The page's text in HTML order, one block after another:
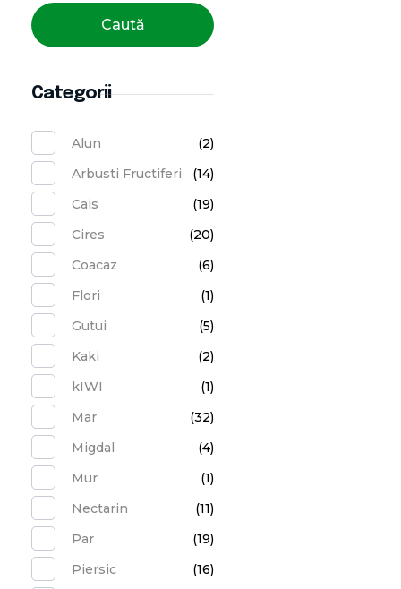
Caută
Categorii
Alun
(2)
Arbusti Fructiferi
(14)
Cais
(19)
Cires
(20)
Coacaz
(6)
Flori
(1)
Gutui
(5)
Kaki
(2)
kIWI
(1)
Mar
(32)
Migdal
(4)
Mur
(1)
Nectarin
(11)
Par
(19)
Piersic
(16)